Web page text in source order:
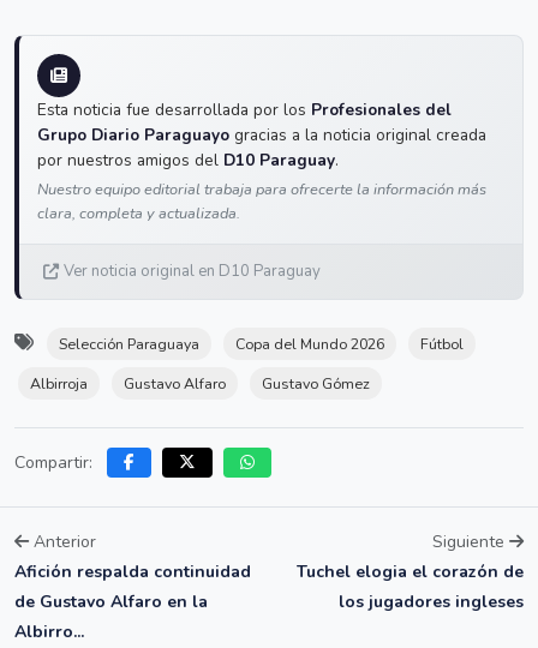
Esta noticia fue desarrollada por los Profesionales del
Grupo Diario Paraguayo gracias a la noticia original creada
por nuestros amigos del D10 Paraguay.
Nuestro equipo editorial trabaja para ofrecerte la información más
clara, completa y actualizada.
Ver noticia original en D10 Paraguay
Selección Paraguaya Copa del Mundo 2026
Fútbol
Albirroja
Gustavo Alfaro Gustavo Gómez
Compartir:
Anterior
Afición respalda continuidad
de Gustavo Alfaro en la
Albirro...
Siguiente
Tuchel elogia el corazón de
los jugadores ingleses